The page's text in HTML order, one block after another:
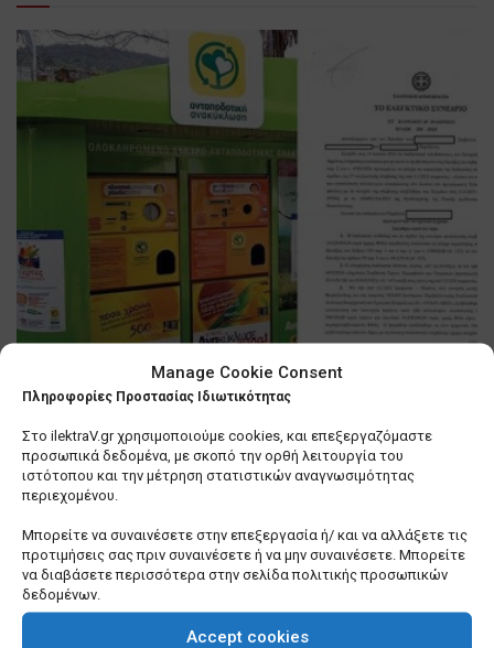
Manage Cookie Consent
Πληροφορίες Προστασίας Ιδιωτικότητας
Στο ilektraV.gr χρησιμοποιούμε cookies, και επεξεργαζόμαστε
προσωπικά δεδομένα, με σκοπό την ορθή λειτουργία του
ιστότοπου και την μέτρηση στατιστικών αναγνωσιμότητας
περιεχομένου.
Μπορείτε να συναινέσετε στην επεξεργασία ή/ και να αλλάξετε τις
προτιμήσεις σας πριν συναινέσετε ή να μην συναινέσετε. Μπορείτε
να διαβάσετε περισσότερα στην σελίδα πολιτικής προσωπικών
δεδομένων.
Accept cookies
Θεσσαλονίκη: Βιασύνη του
… τα «σπιτάκια ανακύκλωσης»
0 SHARES
Λίγα πράγματα που δεν γνωρίζετε για εμένα
0 SHARES
Σε τέλμα οι Υπηρεσίες Δόμησης των Δήμων –
Ερωτήματα για το μέλλον τους